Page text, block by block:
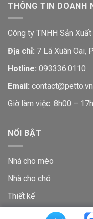
THÔNG TIN DOANH
Công ty TNHH Sản
Địa chỉ: 7 Lã Xuân Oai,
Hotline: 093336.0110
Email: contact@petto.vn
Giờ làm việc: 8h00 –
NỔI BẬT
Nhà cho mèo
Nhà cho chó
Thiết kế